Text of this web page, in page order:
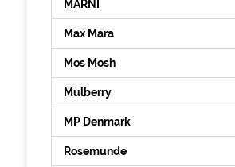
MARNI
Max Mara
Mos Mosh
Mulberry
MP Denmark
Rosemunde